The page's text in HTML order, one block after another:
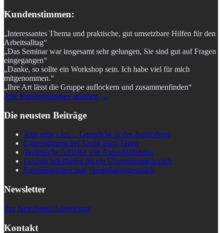
Kundenstimmen:
„Interessantes Thema und praktische, gut umsetzbare Hilfen für den
Arbeitsalltag“
„Das Seminar war insgesamt sehr gelungen, Sie sind gut auf Fragen
eingegangen“
„Danke, so sollte ein Workshop sein. Ich habe viel für mich
mitgenommen.“
„Ihre Art lässt die Gruppe auflockern und zusammenfinden“
Alle Kundenstimmen ansehen →
Die neusten Beiträge
Jetzt geht´s los… Gespräche in der Ausbildung
Unterstützung bei Azubi-Start-Tagen
Technische Affinität von Auszubildenden
Gesprächsleitfaden für ein Übernahmegespräch
Einstellungstest und Vorstellungsgespräch
Newsletter
Zur Newsletter-Anmeldung.
Kontakt